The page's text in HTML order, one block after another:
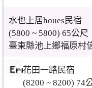
水也上居houes民宿
(5800 ~ 5800) 65公尺
臺東縣池上鄉福原村
花田一路民宿
(8200 ~ 8200) 74